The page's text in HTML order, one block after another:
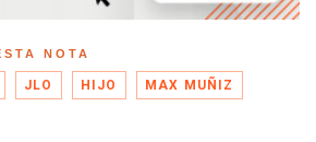
NOTA
JLO HIJO MAX MUÑIZ